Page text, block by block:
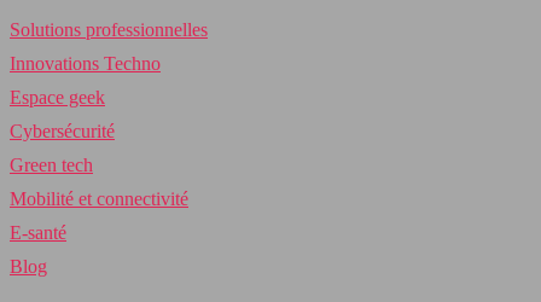
Solutions professionnelles
Innovations Techno
Espace geek
Cybersécurité
Green tech
Mobilité et connectivité
E-santé
Blog